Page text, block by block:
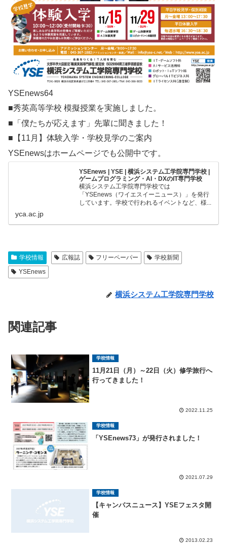
YSEnews64
■秀英高等学校 模擬授業を実施しました。
■「僕たちが応えます」先輩に聞きました！
■【11月】体験入学・学校見学のご案内
YSEnewsはホームページでも公開中です。
YSEnews | YSE | 横浜システム工学院専門学校 |
ゲームプログラミング・AI・DXのIT専門学校
横浜システム工学院専門学校では
「YSEnews（ワイエスイーニュース）」を発行
しています。学校で行われるイベントなど、様...
yca.ac.jp
学校情報 広報誌 フリーペーパー
学校新聞
YSEnews
横浜システム工学院専門学校
関連記事
学校情報
11月21日（月）～22日（火）修学旅行へ
行ってきました！
2022.11.25
学校情報
「YSEnews73」が発行されました！
2021.07.29
学校情報
【キャンパスニュース】YSEフェスタ開
催
2013.02.23